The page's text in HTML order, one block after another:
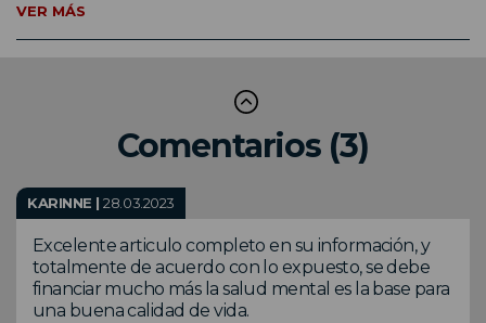
VER MÁS
Comentarios (3)
KARINNE |28.03.2023
Excelente articulo completo en su información, y
totalmente de acuerdo con lo expuesto, se debe
financiar mucho más la salud mental es la base para
una buena calidad de vida.